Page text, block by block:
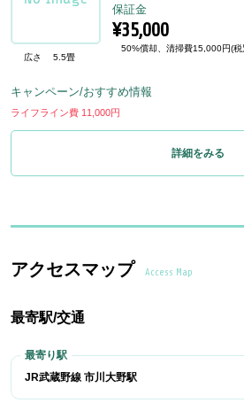
広さ 5.5畳
保証金
¥35,000
50%償却、清掃費15,000円(税
キャンペーン/おすすめ情報
ライフライン費 11,000円
詳細をみる
アクセスマップ Access Map
最寄駅/交通
JR武蔵野線 市川大野駅